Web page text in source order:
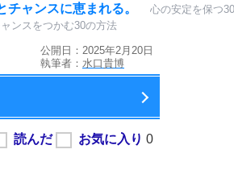
チャンスに恵まれる。
ンスをつかむ30の方法
心の安定を保つ
公開日：2025年2月20日
執筆者： 水口貴博